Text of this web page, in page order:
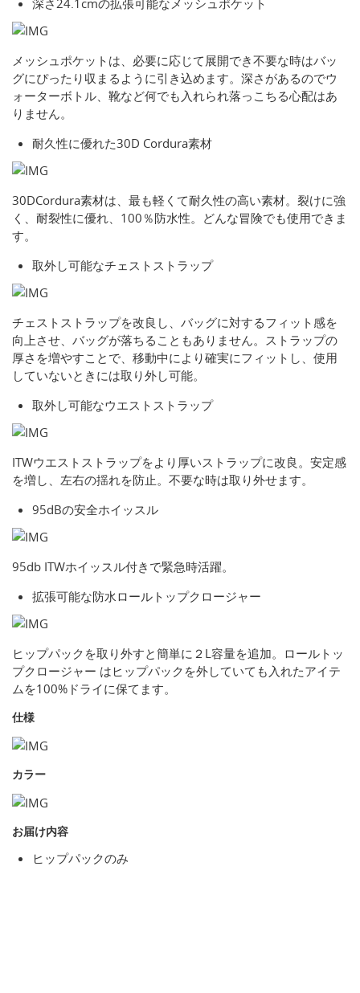
深さ24.1cmの拡張可能なメッシュポケット
メッシュポケットは、必要に応じて展開でき不要な時はバッ
グにぴったり収まるように引き込めます。深さがあるのでウ
ォーターボトル、靴など何でも入れられ落っこちる心配はあ
りません。
耐久性に優れた30D Cordura素材
30DCordura素材は、最も軽くて耐久性の高い素材。裂けに強
く、耐裂性に優れ、100％防水性。どんな冒険でも使用できま
す。
取外し可能なチェストストラップ
チェストストラップを改良し、バッグに対するフィット感を
向上させ、バッグが落ちることもありません。ストラップの
厚さを増やすことで、移動中により確実にフィットし、使用
していないときには取り外し可能。
取外し可能なウエストストラップ
ITWウエストストラップをより厚いストラップに改良。安定感
を増し、左右の揺れを防止。不要な時は取り外せます。
95dBの安全ホイッスル
95db ITWホイッスル付きで緊急時活躍。
拡張可能な防水ロールトップクロージャー
ヒップパックを取り外すと簡単に２L容量を追加。ロールトッ
プクロージャー はヒップパックを外していても入れたアイテ
ムを100%ドライに保てます。
仕様
カラー
お届け内容
ヒップパックのみ